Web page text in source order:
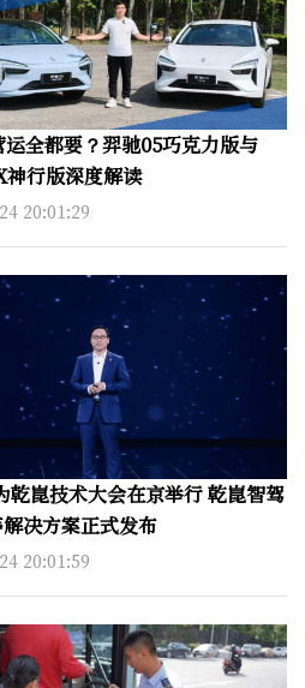
全都要？羿驰05巧克力版与
行版深度解读
20:01:29
乾崑技术大会在京举行 乾崑智驾
决方案正式发布
20:01:59